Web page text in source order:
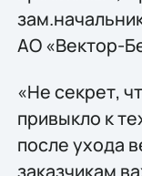
АО «Вектор-
«Не секрет,
привыкло к
после ухода
заказчикам